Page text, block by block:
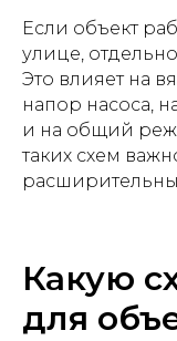
Если объект
улице,
Это влияет на
напор насоса,
и на общий
таких схем
Какую
для